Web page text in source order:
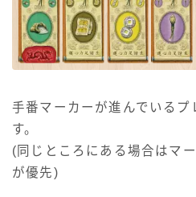
手番マーカーが進んでいるプ
す。
(同じところにある場合はマ
が優先)